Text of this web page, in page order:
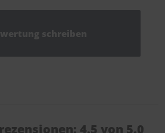
schreiben
4.5 von 5.0